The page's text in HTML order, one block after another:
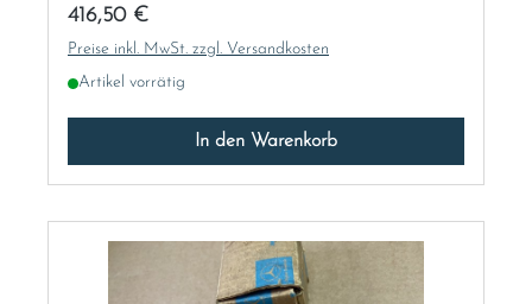
Regulärer Preis:
416,50 €
Preise inkl. MwSt. zzgl. Versandkosten
Artikel vorrätig
In den Warenkorb